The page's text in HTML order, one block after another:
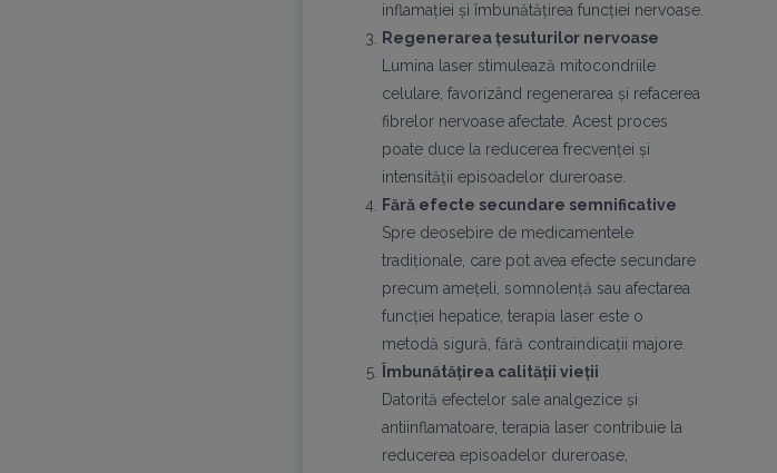
inflamației și îmbunătățirea funcției nervoase.
Regenerarea țesuturilor nervoase
Lumina laser stimulează mitocondriile
celulare, favorizând regenerarea și refacerea
fibrelor nervoase afectate. Acest proces
poate duce la reducerea frecvenței și
intensității episoadelor dureroase.
Fără efecte secundare semnificative
Spre deosebire de medicamentele
tradiționale, care pot avea efecte secundare
precum amețeli, somnolență sau afectarea
funcției hepatice, terapia laser este o
metodă sigură, fără contraindicații majore.
Îmbunătățirea calității vieții
Datorită efectelor sale analgezice și
antiinflamatoare, terapia laser contribuie la
reducerea episoadelor dureroase,